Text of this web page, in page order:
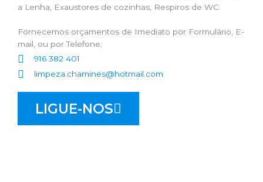
a Lenha, Exaustores de cozinhas, Respiros de WC.
Fornecemos orçamentos de Imediato por Formulário, E-
mail, ou por Telefone;
916 382 401
limpeza.chamines@hotmail.com
LIGUE-NOS